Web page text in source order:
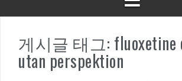
게시글 태그: fluoxetine
utan perspektion